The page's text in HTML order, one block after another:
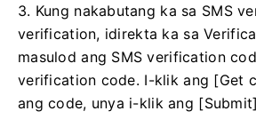
3. Kung nakabutang ka sa SMS
verification, idirekta ka sa
masulod ang SMS verification
verification code. I-klik ang [Get
ang code, unya i-klik ang